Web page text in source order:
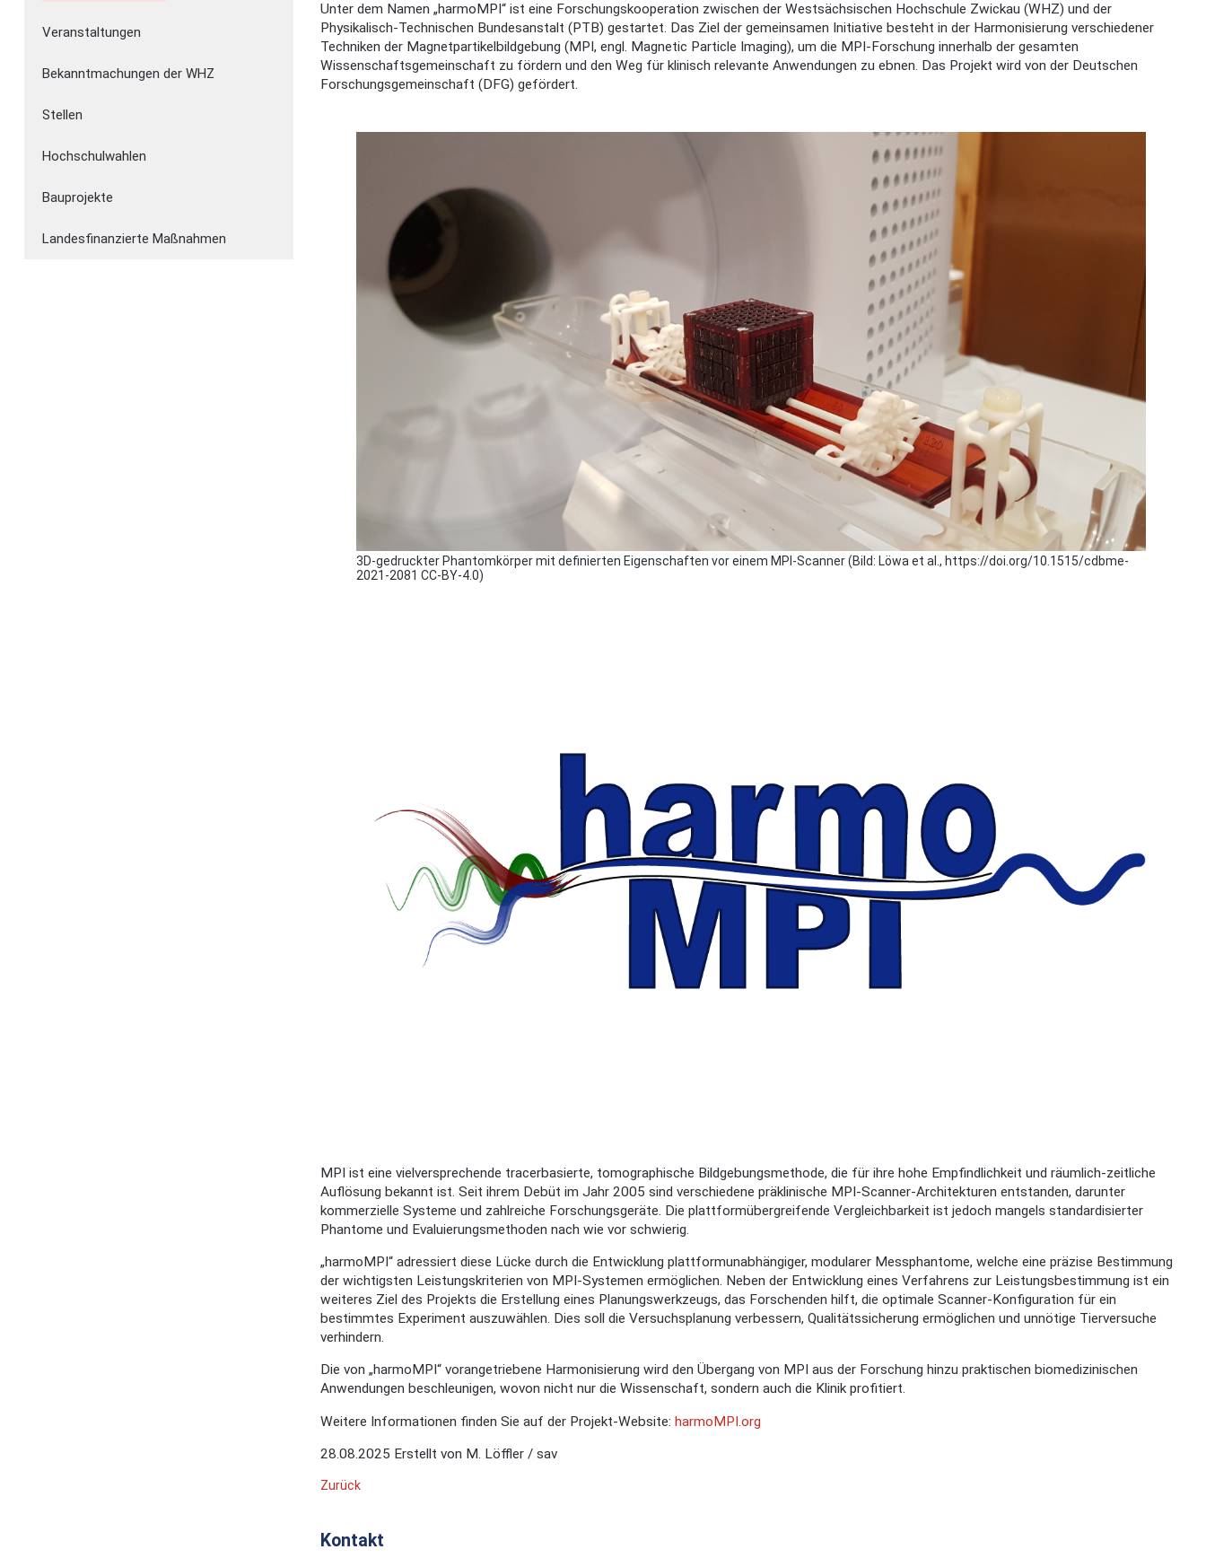
Veranstaltungen
Bekanntmachungen der WHZ
Stellen
Hochschulwahlen
Bauprojekte
Landesfinanzierte Maßnahmen
Unter dem Namen „harmoMPI“ ist eine Forschungskooperation zwischen der Westsächsischen Hochschule Zwickau (WHZ) und der
Physikalisch-Technischen Bundesanstalt (PTB) gestartet. Das Ziel der gemeinsamen Initiative besteht in der Harmonisierung verschiedener
Techniken der Magnetpartikelbildgebung (MPI, engl. Magnetic Particle Imaging), um die MPI-Forschung innerhalb der gesamten
Wissenschaftsgemeinschaft zu fördern und den Weg für klinisch relevante Anwendungen zu ebnen. Das Projekt wird von der Deutschen
Forschungsgemeinschaft (DFG) gefördert.
3D-gedruckter Phantomkörper mit definierten Eigenschaften vor einem MPI-Scanner (Bild: Löwa et al., https://doi.org/10.1515/cdbme-
2021-2081 CC-BY-4.0)
MPI ist eine vielversprechende tracerbasierte, tomographische Bildgebungsmethode, die für ihre hohe Empfindlichkeit und räumlich-zeitliche
Auflösung bekannt ist. Seit ihrem Debüt im Jahr 2005 sind verschiedene präklinische MPI-Scanner-Architekturen entstanden, darunter
kommerzielle Systeme und zahlreiche Forschungsgeräte. Die plattformübergreifende Vergleichbarkeit ist jedoch mangels standardisierter
Phantome und Evaluierungsmethoden nach wie vor schwierig.
„harmoMPI“ adressiert diese Lücke durch die Entwicklung plattformunabhängiger, modularer Messphantome, welche eine präzise Bestimmung
der wichtigsten Leistungskriterien von MPI-Systemen ermöglichen. Neben der Entwicklung eines Verfahrens zur Leistungsbestimmung ist ein
weiteres Ziel des Projekts die Erstellung eines Planungswerkzeugs, das Forschenden hilft, die optimale Scanner-Konfiguration für ein
bestimmtes Experiment auszuwählen. Dies soll die Versuchsplanung verbessern, Qualitätssicherung ermöglichen und unnötige Tierversuche
verhindern.
Die von „harmoMPI“ vorangetriebene Harmonisierung wird den Übergang von MPI aus der Forschung hinzu praktischen biomedizinischen
Anwendungen beschleunigen, wovon nicht nur die Wissenschaft, sondern auch die Klinik profitiert.
Weitere Informationen finden Sie auf der Projekt-Website: harmoMPI.org
28.08.2025 Erstellt von M. Löffler / sav
Zurück
Kontakt